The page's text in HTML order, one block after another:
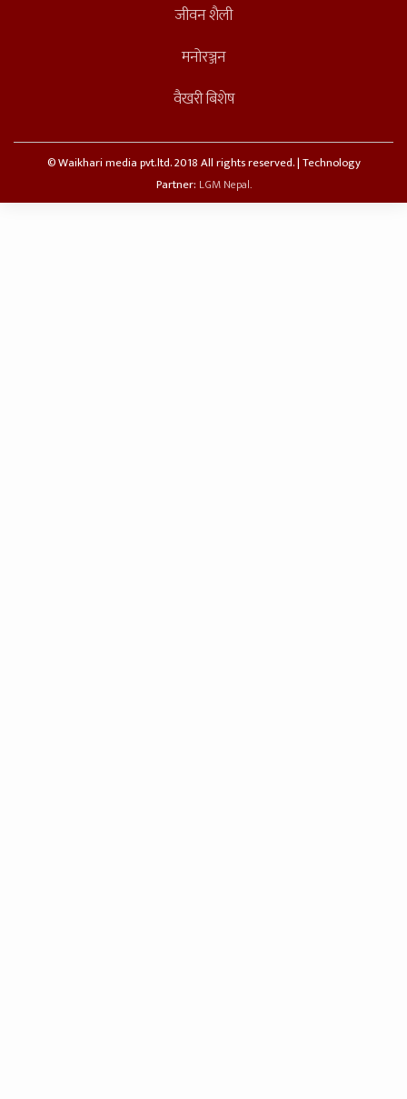
जीवन शैली
मनोरञ्जन
वैखरी बिशेष
© Waikhari media pvt.ltd. 2018 All rights reserved. | Technology
Partner: LGM Nepal.